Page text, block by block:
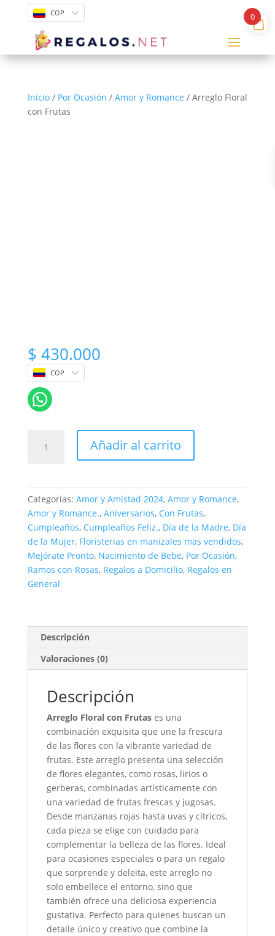
COP
Inicio/ Por Ocasión / Amor y Romance / Arreglo Floral
con Frutas
$ 430.000
COP
Floral
Añadir al carrito
Categorías: Amor y Amistad 2024, Amor y Romance,
Amor y Romance., Aniversarios, Con Frutas,
Cumpleaños, Cumpleaños Feliz., Día de la Madre, Día
de la Mujer, Floristerias en manizales mas vendidos,
Mejórate Pronto, Nacimiento de Bebe, Por Ocasión,
Ramos con Rosas, Regalos a Domicilio, Regalos en
General
Descripción
Valoraciones (0)
Descripción
Arreglo Floral con Frutases una
combinación exquisita que une la frescura
de las flores con la vibrante variedad de
frutas. Este arreglo presenta una selección
de flores elegantes, como rosas, lirios o
gerberas, combinadas artísticamente con
una variedad de frutas frescas y jugosas.
Desde manzanas rojas hasta uvas y cítricos,
cada pieza se elige con cuidado para
complementar la belleza de las flores. Ideal
para ocasiones especiales o para un regalo
que sorprende y deleita, este arreglo no
solo embellece el entorno, sino que
también ofrece una deliciosa experiencia
gustativa. Perfecto para quienes buscan un
detalle único y creativo que combine la
0